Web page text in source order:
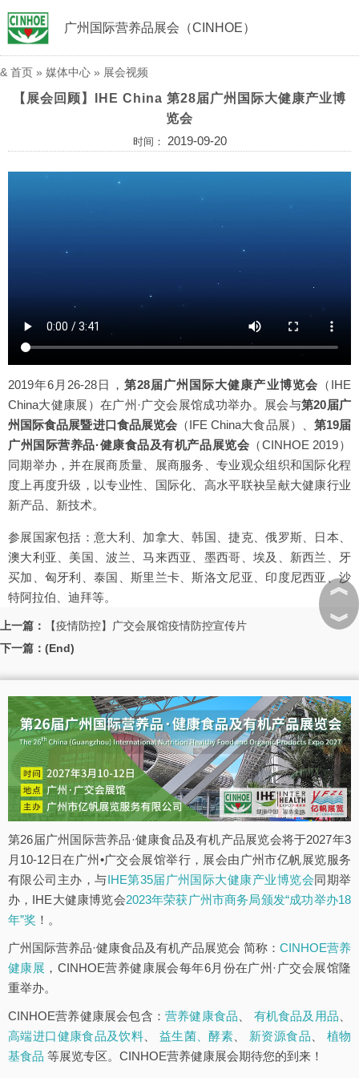
广州国际营养品展会（CINHOE）
& 首页 » 媒体中心 » 展会视频
【展会回顾】IHE China 第28届广州国际大健康产业博
览会
时间： 2019-09-20
2019年6月26-28日， 第28届广州国际大健康产业博览会 （IHE
China大健康展）在广州·广交会展馆成功举办。展会与第20届广
州国际食品展暨进口食品展览会 （IFE China大食品展）、 第19届
广州国际营养品·健康食品及有机产品展览会 （CINHOE 2019）
同期举办，并在展商质量、展商服务、专业观众组织和国际化程
度上再度升级，以专业性、国际化、高水平联袂呈献大健康行业
新产品、新技术。
参展国家包括：意大利、加拿大、韩国、捷克、俄罗斯、日本、
澳大利亚、美国、波兰、马来西亚、墨西哥、埃及、新西兰、牙
买加、匈牙利、泰国、斯里兰卡、斯洛文尼亚、印度尼西亚、沙
特阿拉伯、迪拜等。
上一篇：
【疫情防控】广交会展馆疫情防控宣传片
下一篇：(End)
第26届广州国际营养品·健康食品及有机产品展览会将于2027年3
月10-12日在广州•广交会展馆举行，展会由广州市亿帆展览服务
有限公司主办，与IHE第35届广州国际大健康产业博览会同期举
办，IHE大健康博览会2023年荣获广州市商务局颁发“成功举办18
年”奖 ！。
广州国际营养品·健康食品及有机产品展览会 简称： CINHOE营养
健康展 ，CINHOE营养健康展会每年6月份在广州·广交会展馆隆
重举办。
CINHOE营养健康展会包含： 营养健康食品 有机食品及用品
高端进口健康食品及饮料
益生菌、酵素 新资源食品
植物
基食品 等展览专区。CINHOE营养健康展会期待您的到来！
︽
︾